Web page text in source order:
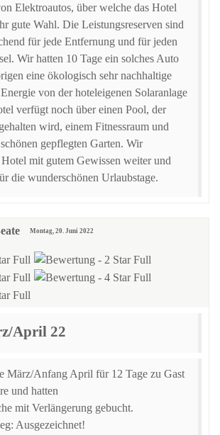
Elektroautos, über welche das Hotel
gute Wahl. Die Leistungsreserven sind
für jede Entfernung und für jeden
Wir hatten 10 Tage ein solches Auto
eine ökologisch sehr nachhaltige
von der hoteleigenen Solaranlage
verfügt noch über einen Pool, der
wird, einem Fitnessraum und
gepflegten Garten. Wir
mit gutem Gewissen weiter und
die wunderschönen Urlaubstage.
Montag, 20. Juni 2022
April 22
März/Anfang April für 12 Tage zu Gast
und hatten
mit Verlängerung gebucht.
Ausgezeichnet!